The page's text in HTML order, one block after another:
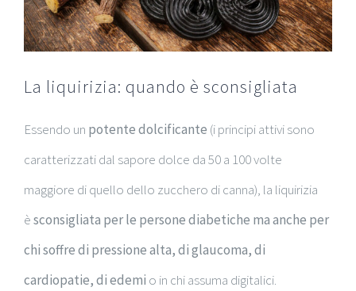
La liquirizia: quando è sconsigliata
Essendo un potente dolcificante (i principi attivi sono
caratterizzati dal sapore dolce da 50 a 100 volte
maggiore di quello dello zucchero di canna), la liquirizia
èsconsigliata per le persone diabetiche ma anche per
chi soffre di pressione alta, di glaucoma, di
cardiopatie, di edemi o in chi assuma digitalici.